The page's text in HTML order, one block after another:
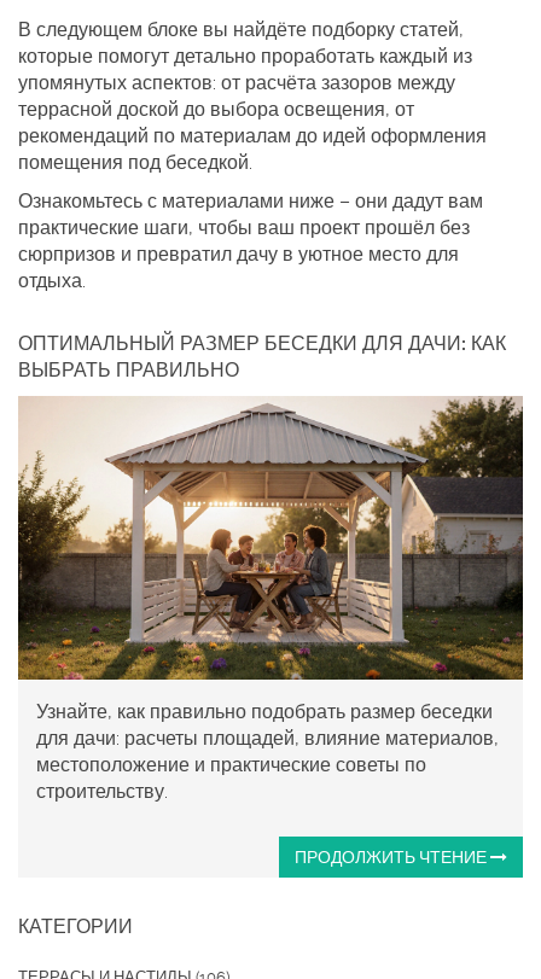
В следующем блоке вы найдёте подборку статей,
которые помогут детально проработать каждый из
упомянутых аспектов: от расчёта зазоров между
террасной доской до выбора освещения, от
рекомендаций по материалам до идей оформления
помещения под беседкой.
Ознакомьтесь с материалами ниже – они дадут вам
практические шаги, чтобы ваш проект прошёл без
сюрпризов и превратил дачу в уютное место для
отдыха.
ОПТИМАЛЬНЫЙ РАЗМЕР БЕСЕДКИ ДЛЯ ДАЧИ: КАК
ВЫБРАТЬ ПРАВИЛЬНО
Узнайте, как правильно подобрать размер беседки
для дачи: расчеты площадей, влияние материалов,
местоположение и практические советы по
строительству.
ПРОДОЛЖИТЬ ЧТЕНИЕ
КАТЕГОРИИ